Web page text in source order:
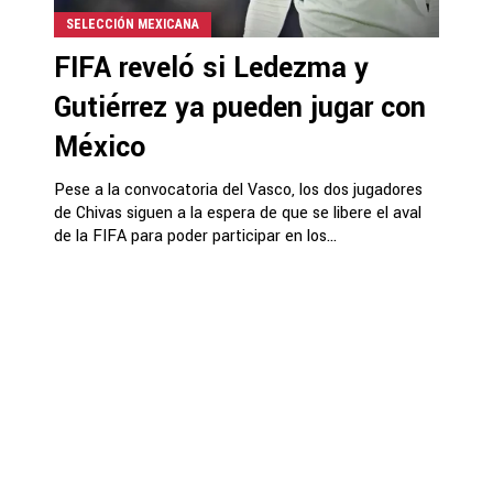
SELECCIÓN MEXICANA
FIFA reveló si Ledezma y
Gutiérrez ya pueden jugar con
México
Pese a la convocatoria del Vasco, los dos jugadores
de Chivas siguen a la espera de que se libere el aval
de la FIFA para poder participar en los...